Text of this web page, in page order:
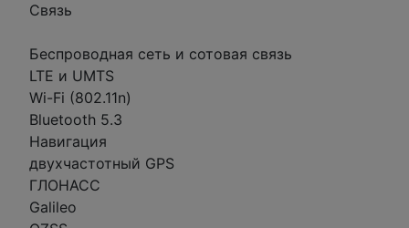
Связь
Беспроводная сеть и сотовая связь
LTE и UMTS
Wi-Fi (802.11n)
Bluetooth 5.3
Навигация
двухчастотный GPS
ГЛОНАСС
Galileo